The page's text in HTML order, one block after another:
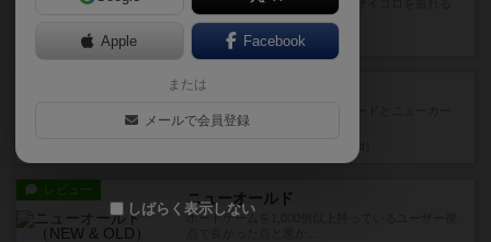
街コロとの違いは初めから二つサイコロを振れる
など、少しの違いはあるけれ...
約3時間前 by くみ
ニューオールド
ドのどちらもある」 状態に...
レビュー ニューオールド
ボードゲームを1,000個以上持っているユーザー視
Apple Facebook
または
メールで会員登録
しばらく表示しない